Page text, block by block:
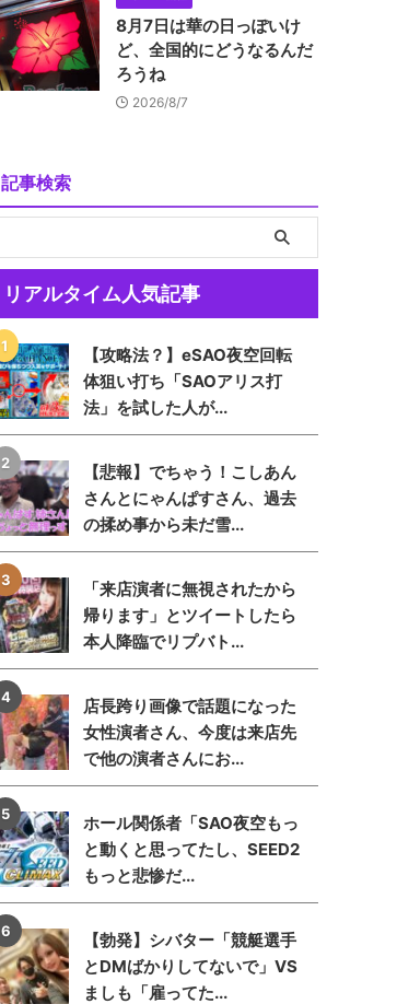
8月7日は華の日っぽいけ
ど、全国的にどうなるんだ
ろうね
2026/8/7
記事検索
リアルタイム人気記事
【攻略法？】eSAO夜空回転
体狙い打ち「SAOアリス打
法」を試した人が...
【悲報】でちゃう！こしあん
さんとにゃんぱすさん、過去
の揉め事から未だ雪...
「来店演者に無視されたから
帰ります」とツイートしたら
本人降臨でリプバト...
店長跨り画像で話題になった
女性演者さん、今度は来店先
で他の演者さんにお...
ホール関係者「SAO夜空もっ
と動くと思ってたし、SEED2
もっと悲惨だ...
【勃発】シバター「競艇選手
とDMばかりしてないで」VS
ましも「雇ってた...